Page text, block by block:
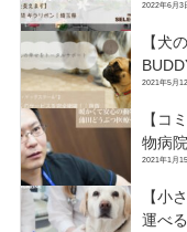
2022年6月3
【犬
2021年5月12
【コ
物病
2021年1月15
【小
運べ